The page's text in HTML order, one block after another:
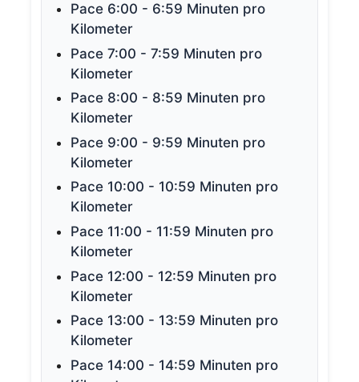
Pace 6:00 - 6:59 Minuten pro
Kilometer
Pace 7:00 - 7:59 Minuten pro
Kilometer
Pace 8:00 - 8:59 Minuten pro
Kilometer
Pace 9:00 - 9:59 Minuten pro
Kilometer
Pace 10:00 - 10:59 Minuten pro
Kilometer
Pace 11:00 - 11:59 Minuten pro
Kilometer
Pace 12:00 - 12:59 Minuten pro
Kilometer
Pace 13:00 - 13:59 Minuten pro
Kilometer
Pace 14:00 - 14:59 Minuten pro